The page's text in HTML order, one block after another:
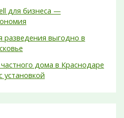
для бизнеса —
разведения выгодно в
дома в Краснодаре
установкой